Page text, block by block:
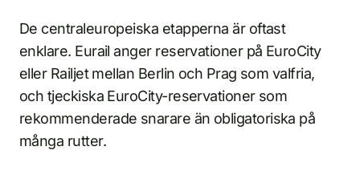
De centraleuropeiska etapperna är oftast
enklare. Eurail anger reservationer på EuroCity
eller Railjet mellan Berlin och Prag som valfria,
och tjeckiska EuroCity-reservationer som
rekommenderade snarare än obligatoriska på
många rutter.